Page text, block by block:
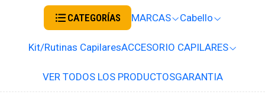
CATEGORÍAS MARCAS Cabello
Kit/Rutinas CapilaresACCESORIO CAPILARES
VER TODOS LOS PRODUCTOSGARANTIA